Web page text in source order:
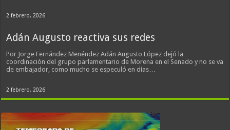
2 febrero, 2026
Adán Augusto reactiva sus redes
Por Jorge Fernández Menéndez Adán Augusto López dejó la
coordinación del grupo parlamentario de Morena en el Senado y no se va
de embajador, como mucho se especuló en días…
2 febrero, 2026